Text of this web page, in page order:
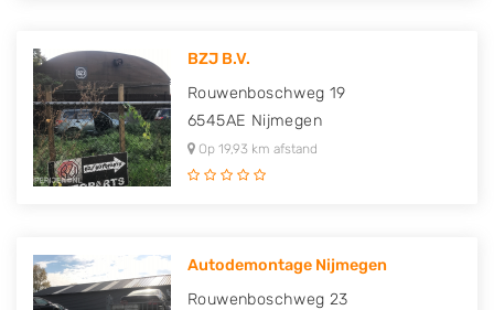
BZJ B.V.
Rouwenboschweg 19
6545AE Nijmegen
Op 19,93 km afstand
Autodemontage Nijmegen
Rouwenboschweg 23